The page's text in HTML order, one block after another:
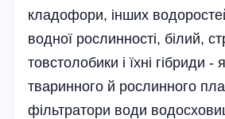
кладофори, інших
водної рослинності, білий,
товстолобики і їхні гібриди -
тваринного й рослинного
фільтратори води